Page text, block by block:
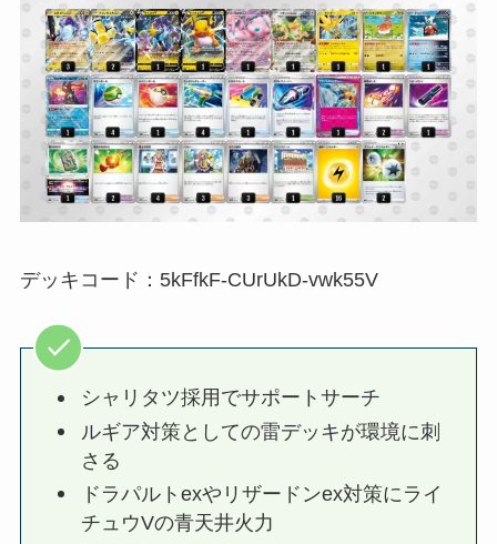
デッキコード：5kFfkF-CUrUkD-vwk55V
シャリタツ採用でサポートサーチ
ルギア対策としての雷デッキが環境に刺
さる
ドラパルトexやリザードンex対策にライ
チュウVの青天井火力